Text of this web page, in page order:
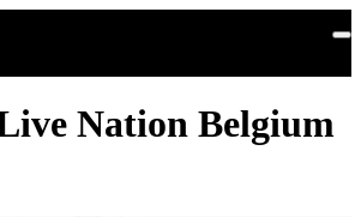
Nation Belgium